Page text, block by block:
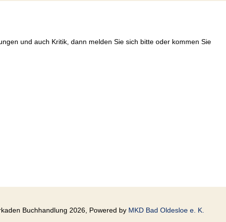
und auch Kritik, dann melden Sie sich bitte oder kommen Sie
Buchhandlung 2026, Powered by MKD Bad Oldesloe e. K.